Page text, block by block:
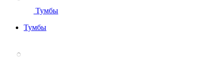
Тумбы
Тумбы